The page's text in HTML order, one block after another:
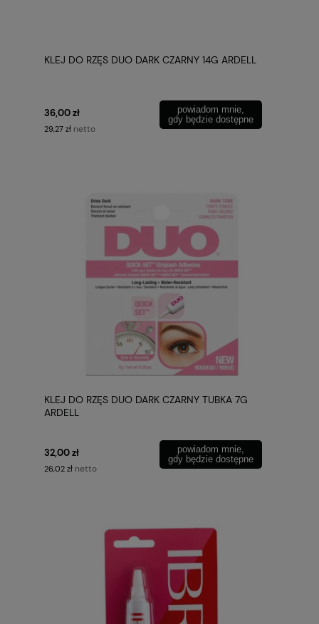
KLEJ DO RZĘS DUO DARK CZARNY 14G ARDELL
36,00 zł
29,27 zł netto
powiadom mnie,
gdy będzie dostępne
KLEJ DO RZĘS DUO DARK CZARNY TUBKA 7G
ARDELL
32,00 zł
26,02 zł netto
powiadom mnie,
gdy będzie dostępne